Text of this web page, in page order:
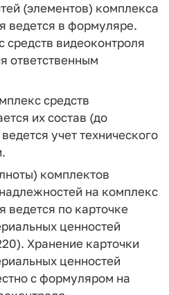
(элементов) комплекса
ведется в формуляре.
видеоконтроля
ответственным
средств
их состав (до
учет технического
комплектов
на комплекс
ведется по карточке
ценностей
Хранение карточки
ценностей
с формуляром на